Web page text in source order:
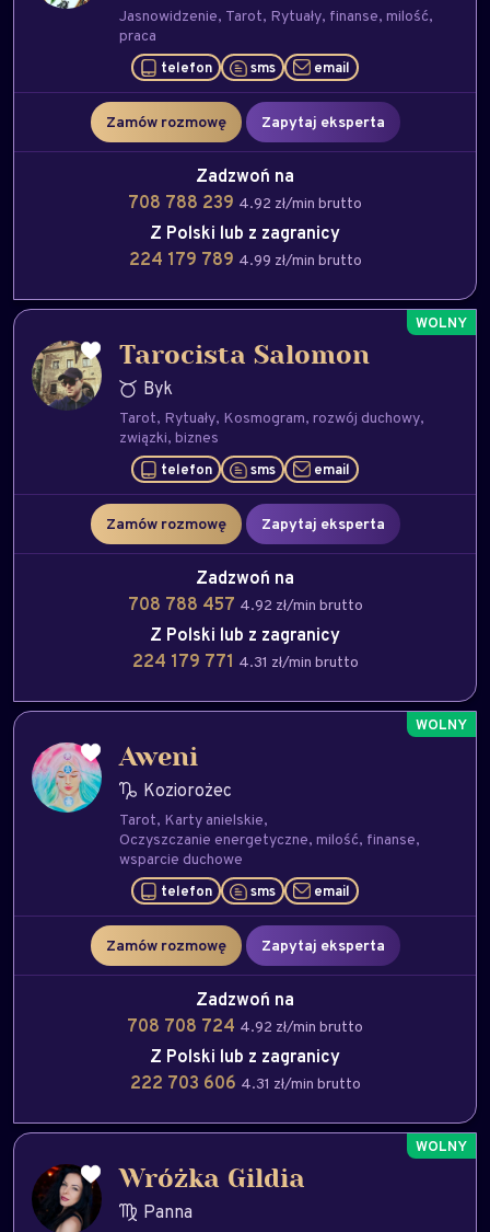
Jasnowidzenie Tarot Rytuały finanse milość
praca
telefon sms email
Zamów rozmowę Zapytaj eksperta
Zadzwoń na
708 788 239 4.92 zł/min brutto
Z Polski lub z zagranicy
224 179 789 4.99 zł/min brutto
Tarocista Salomon
Byk
Tarot Rytuały Kosmogram rozwój duchowy
związki biznes
telefon sms email
Zamów rozmowę Zapytaj eksperta
Zadzwoń na
708 788 457 4.92 zł/min brutto
Z Polski lub z zagranicy
224 179 771 4.31 zł/min brutto
Aweni
Koziorożec
Tarot Karty anielskie
Oczyszczanie energetyczne milość finanse
wsparcie duchowe
telefon sms email
Zamów rozmowę Zapytaj eksperta
Zadzwoń na
708 708 724 4.92 zł/min brutto
Z Polski lub z zagranicy
222 703 606 4.31 zł/min brutto
Wróżka Gildia
Panna